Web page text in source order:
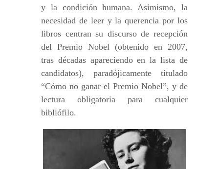
y la condición humana. Asimismo, la
necesidad de leer y la querencia por los
libros centran su discurso de recepción
del Premio Nobel (obtenido en 2007,
tras décadas apareciendo en la lista de
candidatos), paradójicamente titulado
“Cómo no ganar el Premio Nobel”, y de
lectura obligatoria para cualquier
bibliófilo.